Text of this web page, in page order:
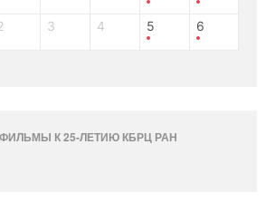
3 4 5 6
К 25-ЛЕТИЮ КБРЦ РАН